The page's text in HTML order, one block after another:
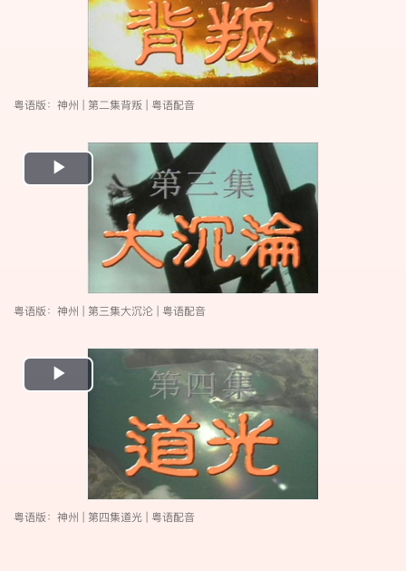
粤语版：神州 | 第二集背叛 | 粤语配音
Play
Video
粤语版：神州 | 第三集大沉沦 | 粤语配音
Play
Video
粤语版：神州 | 第四集道光 | 粤语配音